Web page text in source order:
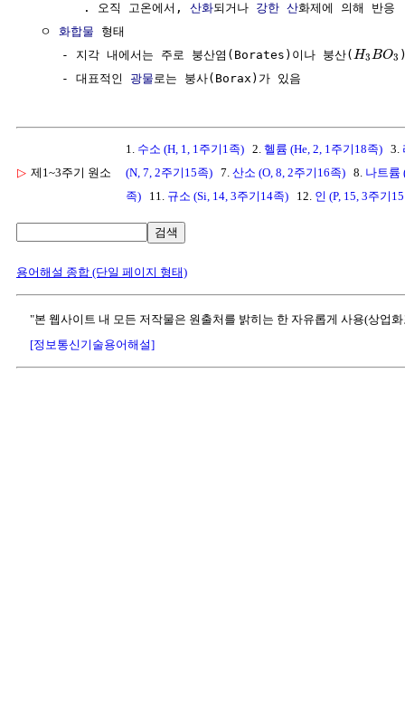
        . 오직 고온에서,
산화되거나 강한 산화제에 의해 반응
  ㅇ
화합물 형태
     - 지각 내에서는 주로 붕산염(Borates)이나 붕산(
H3BO3
     - 대표적인
광물
▷ 제1~3주기 원소
1. 수소 (H, 1, 1주기1족) 2. 헬륨 (He, 2, 1주기18족) 3.
(N, 7, 2주기15족) 7. 산소 (O, 8, 2주기16족) 8. 나트륨
족) 11. 규소 (Si, 14, 3주기14족) 12. 인 (P, 15, 3주기
검색
용어해설 종합 (단일 페이지 형태)
"본 웹사이트 내 모든 저작물은 원출처를 밝히는 한 자유롭게 사용(상업
[정보통신기술용어해설]